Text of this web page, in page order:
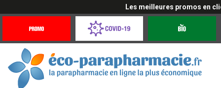
Les meilleures promos en
Offres
Coronavirus